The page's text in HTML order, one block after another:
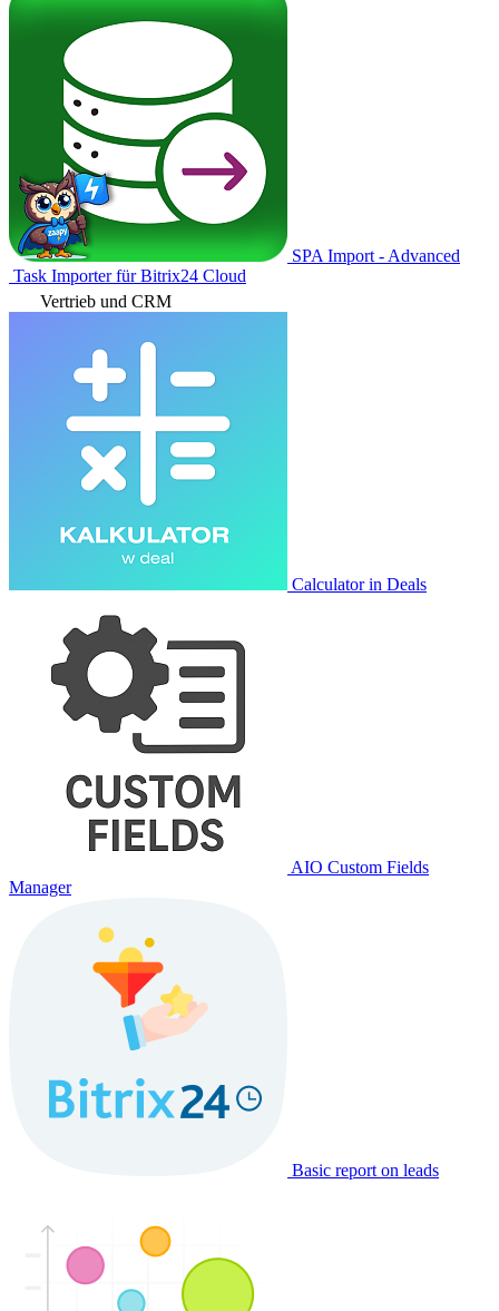
SPA Import - Advanced
Task Importer für Bitrix24 Cloud
Vertrieb und CRM
Calculator in Deals
AIO Custom Fields
Manager
Basic report on leads